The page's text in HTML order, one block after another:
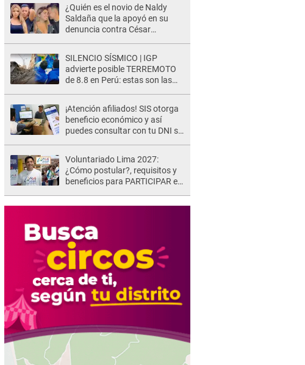
¿Quién es el novio de Naldy
Saldaña que la apoyó en su
denuncia contra César
de 'La Bella Luz'?
SILENCIO SÍSMICO | IGP
advierte posible TERREMOTO
de 8.8 en Perú: estas son las
¡Atención afiliados! SIS otorga
beneficio económico y así
puedes consultar con tu DNI si
Voluntariado Lima 2027:
¿Cómo postular?, requisitos y
beneficios para PARTICIPAR en